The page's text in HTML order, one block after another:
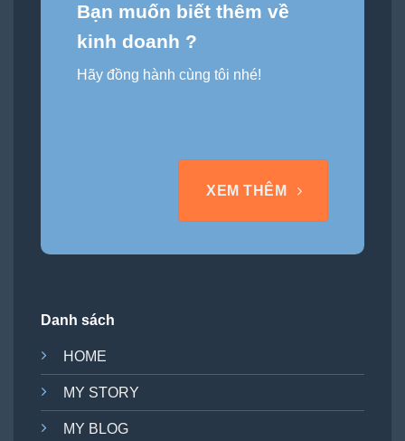
Bạn muốn biết thêm về
kinh doanh ?
Hãy đồng hành cùng tôi nhé!
XEM THÊM
Danh sách
HOME
MY STORY
MY BLOG